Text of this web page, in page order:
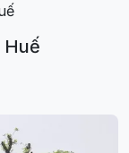
Huế